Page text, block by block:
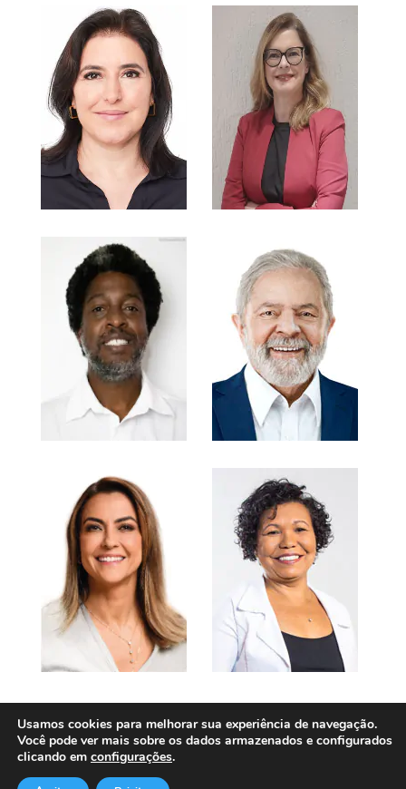
#VOTEPORMIM, UM MOVIMENTO PELA FAUNA
BRASILEIRA
contato@votepormim.com.br
Usamos cookies para melhorar sua experiência de navegação.
Você pode ver mais sobre os dados armazenados e configurados
clicando em configurações.